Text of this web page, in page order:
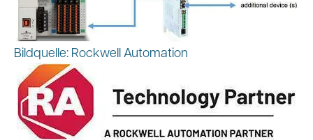
Bildquelle: Rockwell Automation